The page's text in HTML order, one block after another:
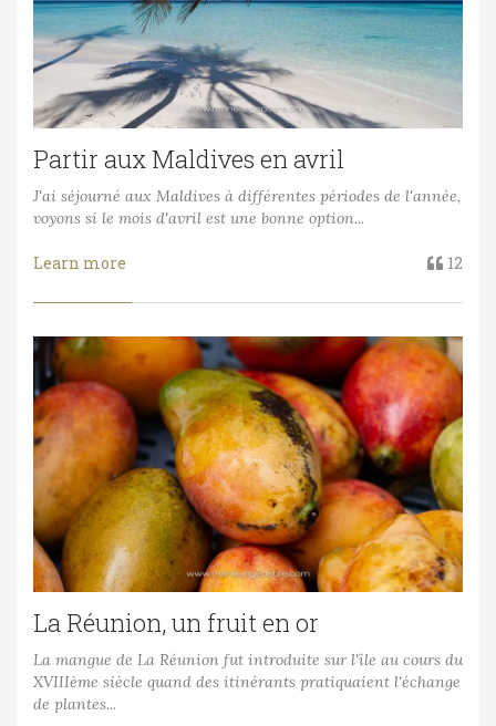
Partir aux Maldives en avril
J'ai séjourné aux Maldives à différentes périodes de l'année,
voyons si le mois d'avril est une bonne option...
Learn more 12
La Réunion, un fruit en or
La mangue de La Réunion fut introduite sur l'île au cours du
XVIIIème siècle quand des itinérants pratiquaient l'échange
de plantes...